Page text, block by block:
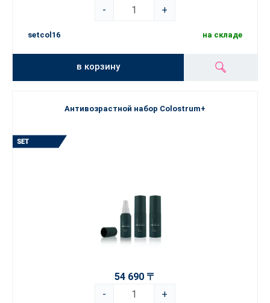
-
+
setcol16 на складе
в корзину
Антивозрастной набор Colostrum+
54 690 〒
-
+